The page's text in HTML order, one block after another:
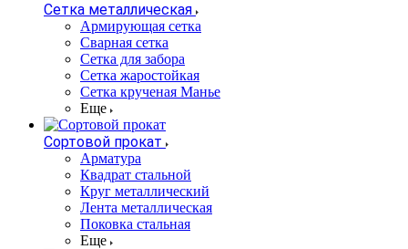
Сетка металлическая
Армирующая сетка
Сварная сетка
Сетка для забора
Сетка жаростойкая
Сетка крученая Манье
Еще
Сортовой прокат
Арматура
Квадрат стальной
Круг металлический
Лента металлическая
Поковка стальная
Еще